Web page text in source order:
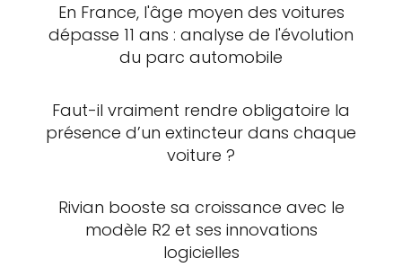
En France, l'âge moyen des voitures
dépasse 11 ans : analyse de l'évolution
du parc automobile
Faut-il vraiment rendre obligatoire la
présence d’un extincteur dans chaque
voiture ?
Rivian booste sa croissance avec le
modèle R2 et ses innovations
logicielles